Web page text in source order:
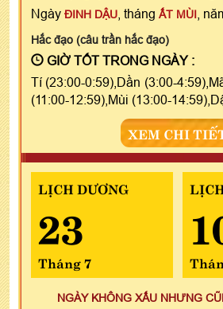
Ngày ĐINH DẬU , tháng ẤT MÙI ,
Hắc đạo (câu trần hắc đạo)
GIỜ TỐT TRONG NGÀY :
Tí (23:00-0:59),Dần (3:00-
(11:00-12:59),Mùi (13:00-
XEM CHI
LỊCH DƯƠNG
23
Tháng 7
NGÀY KHÔNG XẤU NHƯNG